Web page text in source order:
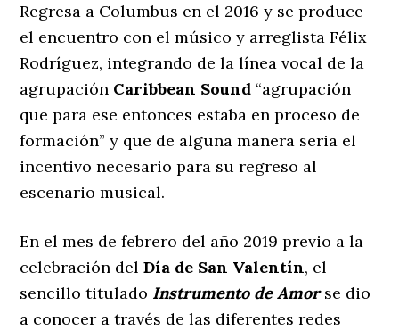
Regresa a Columbus en el 2016 y se produce
el encuentro con el músico y arreglista Félix
Rodríguez, integrando de la línea vocal de la
agrupación Caribbean Sound “agrupación
que para ese entonces estaba en proceso de
formación” y que de alguna manera seria el
incentivo necesario para su regreso al
escenario musical.
En el mes de febrero del año 2019 previo a la
celebración delDía de San Valentín, el
sencillo titulado Instrumento de Amorse dio
a conocer a través de las diferentes redes